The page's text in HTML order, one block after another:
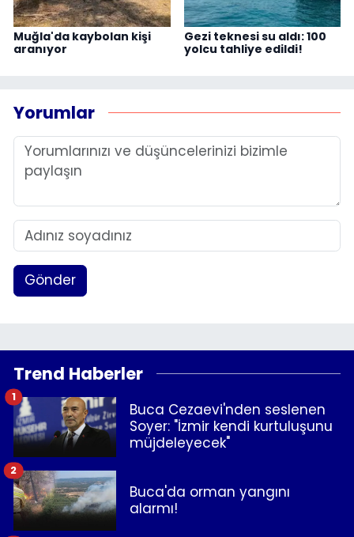
Muğla'da kaybolan kişi
aranıyor
Gezi teknesi su aldı: 100
yolcu tahliye edildi!
Yorumlar
Gönder
Trend Haberler
Buca Cezaevi'nden seslenen
Soyer: "İzmir kendi kurtuluşunu
müjdeleyecek"
1
Buca'da orman yangını
alarmı!
2